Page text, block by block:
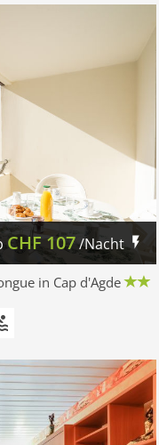
CHF107/Nacht
in Cap d'Agde